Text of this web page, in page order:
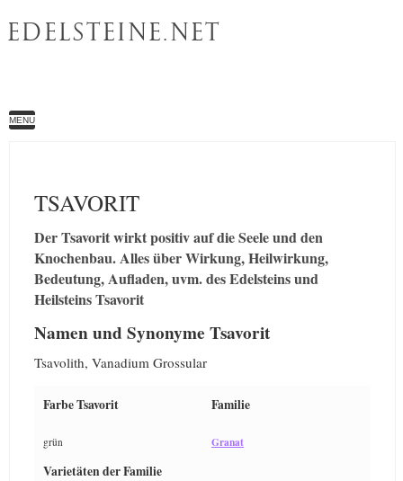
EDELSTEINE.NET
MENU
TSAVORIT
Der Tsavorit wirkt positiv auf die Seele und den
Knochenbau. Alles über Wirkung, Heilwirkung,
Bedeutung, Aufladen, uvm. des Edelsteins und
Heilsteins Tsavorit
Namen und Synonyme Tsavorit
Tsavolith, Vanadium Grossular
Farbe Tsavorit Familie
grün Granat
Varietäten der Familie